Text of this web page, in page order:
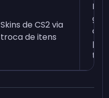
Skins de CS2 via
troca de itens
da